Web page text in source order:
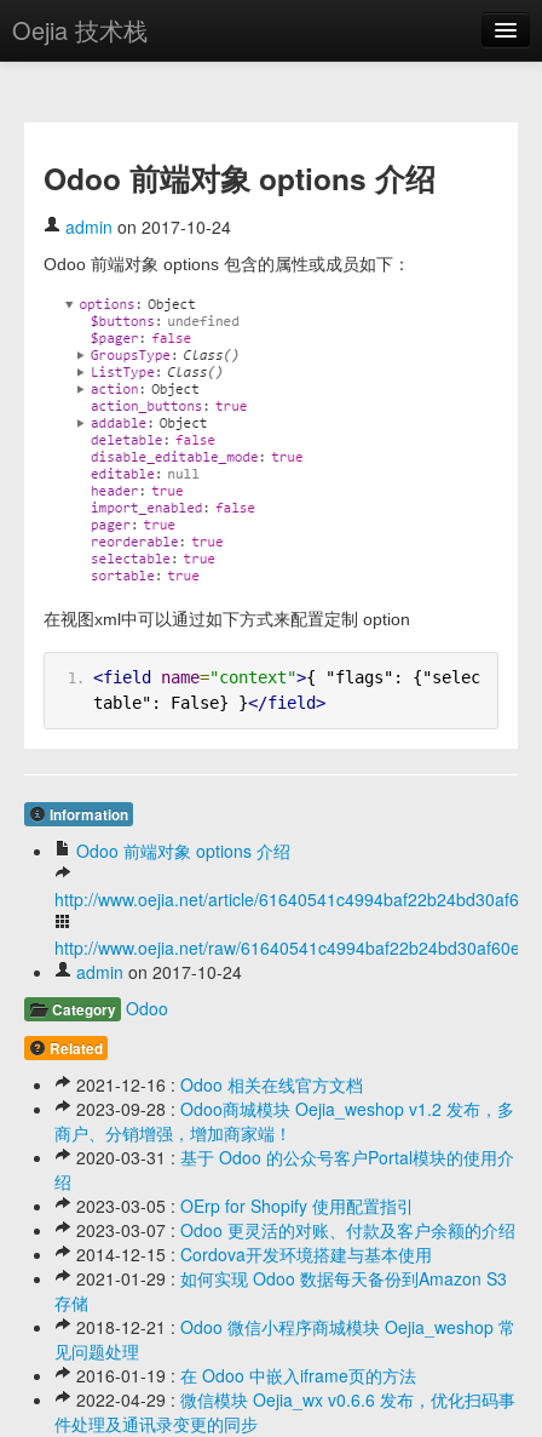
Oejia 技术栈
方案
OE学院
分享
Odoo 前端对象 options 介绍
admin on 2017-10-24
Odoo 前端对象 options 包含的属性或成员如下：
在视图xml中可以通过如下方式来配置定制 option
<field name="context">{ "flags": {"selec
table": False} }</field>
Information
Odoo 前端对象 options 介绍
http://www.oejia.net/article/
http://www.oejia.net/raw/61640541c4994baf22b24bd30af60e69
admin on 2017-10-24
Category Odoo
Related
2021-12-16 : Odoo 相关在线官方文档
2023-09-28 : Odoo商城模块 Oejia_weshop v1.2 发布，多
商户、分销增强，增加商家端！
2020-03-31 : 基于 Odoo 的公众号客户Portal模块的使用介
绍
2023-03-05 : OErp for Shopify 使用配置指引
2023-03-07 : Odoo 更灵活的对账、付款及客户余额的介绍
2014-12-15 : Cordova开发环境搭建与基本使用
2021-01-29 : 如何实现 Odoo 数据每天备份到Amazon S3
存储
2018-12-21 : Odoo 微信小程序商城模块 Oejia_weshop 常
见问题处理
2016-01-19 : 在 Odoo 中嵌入iframe页的方法
2022-04-29 : 微信模块 Oejia_wx v0.6.6 发布，优化扫码事
件处理及通讯录变更的同步